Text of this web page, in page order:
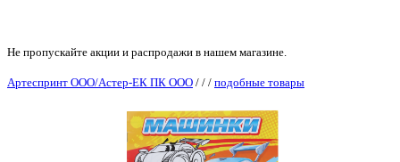
Не пропускайте акции и распродажи в нашем магазине.
Артеспринт ООО/Астер-ЕК ПК ООО / / / подобные товары